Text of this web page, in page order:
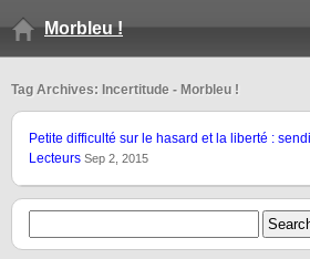
Morbleu !
Tag Archives: Incertitude - Morbleu !
Petite difficulté sur le hasard et la liberté :
Lecteurs Sep 2, 2015